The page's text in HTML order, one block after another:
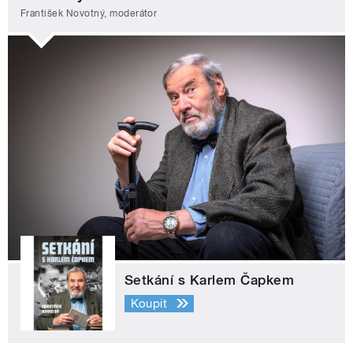
František Novotný, moderátor
Setkání s Karlem Čapkem
Koupit